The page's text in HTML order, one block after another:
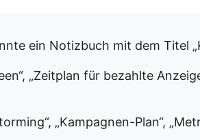
ein Notizbuch mit dem Titel
„Zeitplan für bezahlte
„Kampagnen-Plan“,